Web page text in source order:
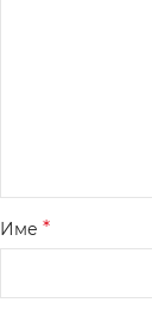
Име *